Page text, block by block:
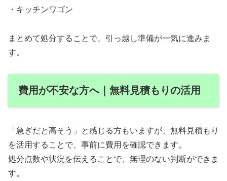
・キッチンワゴン
まとめて処分することで、引っ越し準備が一気に進みま
す。
費用が不安な方へ｜無料見積もりの活用
「急ぎだと高そう」と感じる方もいますが、無料見積もり
を活用することで、事前に費用を確認できます。
処分点数や状況を伝えることで、無理のない判断ができま
す。